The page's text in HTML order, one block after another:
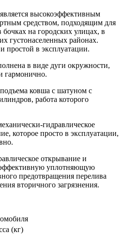
высокоэффективным
средством, подходящим для
на городских улицах, в
густонаселенных районах.
простой в эксплуатации.
в виде дуги окружности,
гармонично.
ковша с шатуном с
работа которого
гидравлическое
которое просто в эксплуатации,
открывание и
уплотняющую
предотвращения перелива
вторичного загрязнения.
(кг)